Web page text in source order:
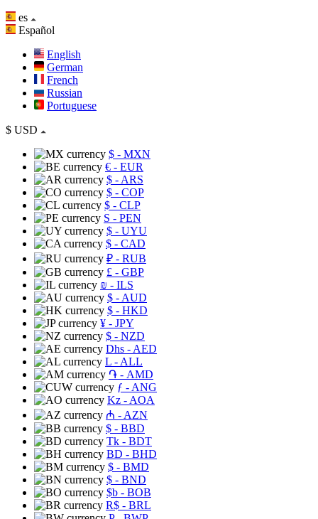
es
Español
English
German
French
Russian
Portuguese
$ USD
$ - MXN
€ - EUR
$ - ARS
$ - COP
$ - CLP
S - PEN
$ - UYU
$ - CAD
₽ - RUB
£ - GBP
₪ - ILS
$ - AUD
$ - HKD
¥ - JPY
$ - NZD
Dhs - AED
L - ALL
֏ - AMD
ƒ - ANG
Kz - AOA
₼ - AZN
$ - BBD
Tk - BDT
BD - BHD
$ - BMD
$ - BND
$b - BOB
R$ - BRL